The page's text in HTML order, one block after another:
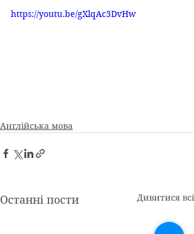
https://youtu.be/gXlqAc3DvHw
Англійська мова
Останні пости Дивитися всі